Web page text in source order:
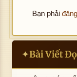
Bạn phải
✦Bài Viết